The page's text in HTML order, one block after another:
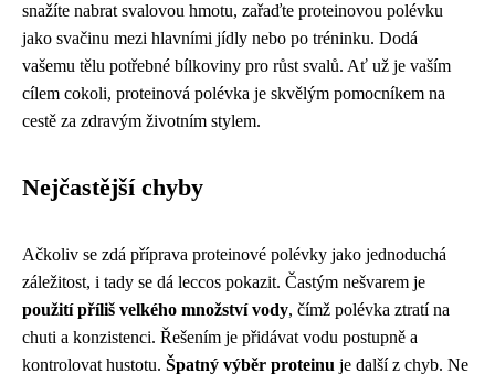
snažíte nabrat svalovou hmotu, zařaďte proteinovou polévku
jako svačinu mezi hlavními jídly nebo po tréninku. Dodá
vašemu tělu potřebné bílkoviny pro růst svalů. Ať už je vaším
cílem cokoli, proteinová polévka je skvělým pomocníkem na
cestě za zdravým životním stylem.
Nejčastější chyby
Ačkoliv se zdá příprava proteinové polévky jako jednoduchá
záležitost, i tady se dá leccos pokazit. Častým nešvarem je
použití příliš velkého množství vody, čímž polévka ztratí na
chuti a konzistenci. Řešením je přidávat vodu postupně a
kontrolovat hustotu. Špatný výběr proteinu je další z chyb. Ne